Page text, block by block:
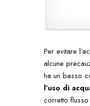
Per evitare
alcune
ha un basso
l’uso di
corretto